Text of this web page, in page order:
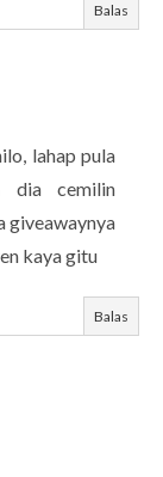
Balas
lahap pula
dia cemilin
giveawaynya
kaya gitu
Balas